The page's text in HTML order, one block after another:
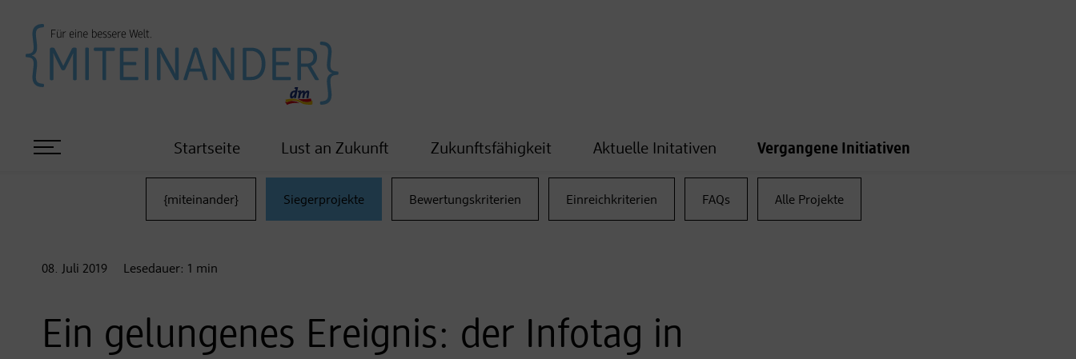
Startseite Lust an Zukunft Zukunftsfähigkeit Aktuelle Initativen Vergangene Initiativen
{miteinander} Siegerprojekte Bewertungskriterien Einreichkriterien FAQs Alle Projekte
08. Juli 2019 Lesedauer: 1 min
Ein gelungenes Ereignis: der Infotag in